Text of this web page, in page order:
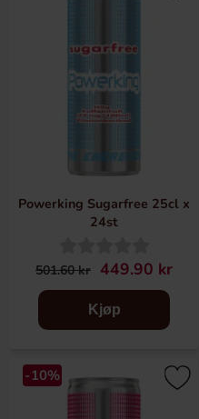
Powerking Sugarfree 25cl x
24st
501.60 kr 449.90 kr
Kjøp
-10%